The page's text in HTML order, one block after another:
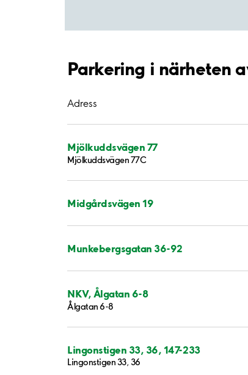
Parkering i närheten
Adress
Mjölkuddsvägen 77
Mjölkuddsvägen 77C
Midgårdsvägen 19
Munkebergsgatan 36-92
NKV, Ålgatan 6-8
Ålgatan 6-8
Lingonstigen 33, 36, 147-233
Lingonstigen 33, 36